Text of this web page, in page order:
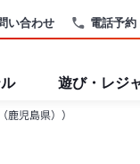
電話予約
い合わせ
遊び・レジ
鹿児島県））